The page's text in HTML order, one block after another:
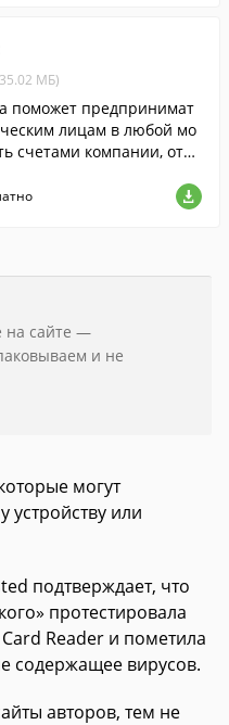
МБ)
поможет предпринимат
лицам в любой мо
счетами компании, откр
на сайте —
и не
могут
или
подтверждает, что
протестировала
Reader и пометила
содержащее вирусов.
авторов, тем не